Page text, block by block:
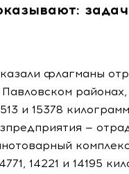
флагманы
и 15378
—
14221 и 14195